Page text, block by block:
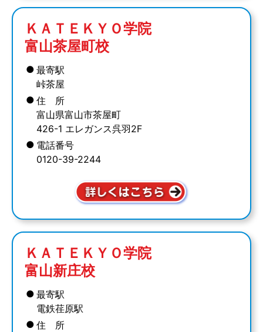
ＫＡＴＥＫＹＯ学院
富山茶屋町校
● 最寄駅
峠茶屋
● 住 所
富山県富山市茶屋町
426-1 エレガンス呉羽2F
● 電話番号
0120-39-2244
ＫＡＴＥＫＹＯ学院
富山新庄校
● 最寄駅
電鉄荏原駅
● 住 所